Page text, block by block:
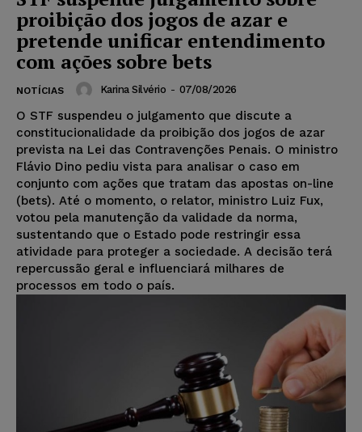
proibição dos jogos de azar e
pretende unificar entendimento
com ações sobre bets
NOTÍCIAS Karina Silvério - 07/08/2026
O STF suspendeu o julgamento que discute a
constitucionalidade da proibição dos jogos de azar
prevista na Lei das Contravenções Penais. O ministro
Flávio Dino pediu vista para analisar o caso em
conjunto com ações que tratam das apostas on-line
(bets). Até o momento, o relator, ministro Luiz Fux,
votou pela manutenção da validade da norma,
sustentando que o Estado pode restringir essa
atividade para proteger a sociedade. A decisão terá
repercussão geral e influenciará milhares de
processos em todo o país.